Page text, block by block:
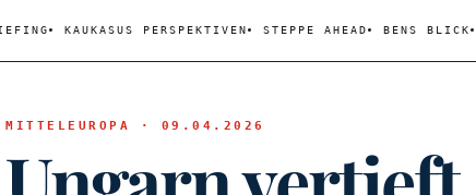
KAUKASUS PERSPEKTIVEN STEPPE AHEAD BENS BLICK
MITTELEUROPA · 09.04.2026